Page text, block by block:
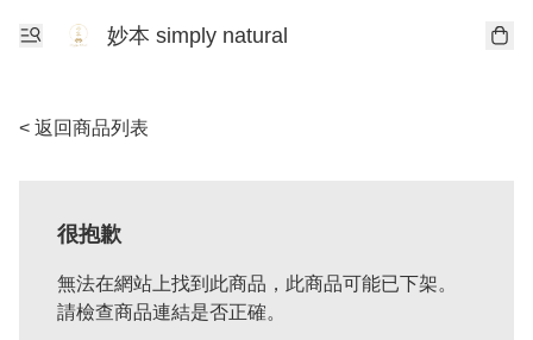
妙本 simply natural
< 返回商品列表
很抱歉
無法在網站上找到此商品，此商品可能已下架。
請檢查商品連結是否正確。